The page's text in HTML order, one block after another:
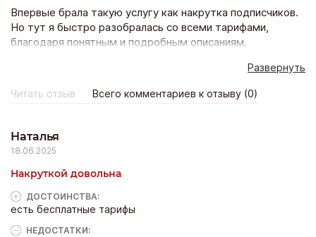
Впервые брала такую услугу как накрутка подписчиков.
Но тут я быстро разобралась со всеми тарифами,
благодаря понятным и подробным описаниям.
заказа тоже очень удобная, ничего лишнего указывать
не нужно. Сайт рекомендую!
Развернуть
Читать отзыв Всего комментариев к отзыву (0)
Наталья
18.06.2025
Накруткой довольна
ДОСТОИНCТВА:
есть бесплатные тарифы
НЕДОСТАТКИ: